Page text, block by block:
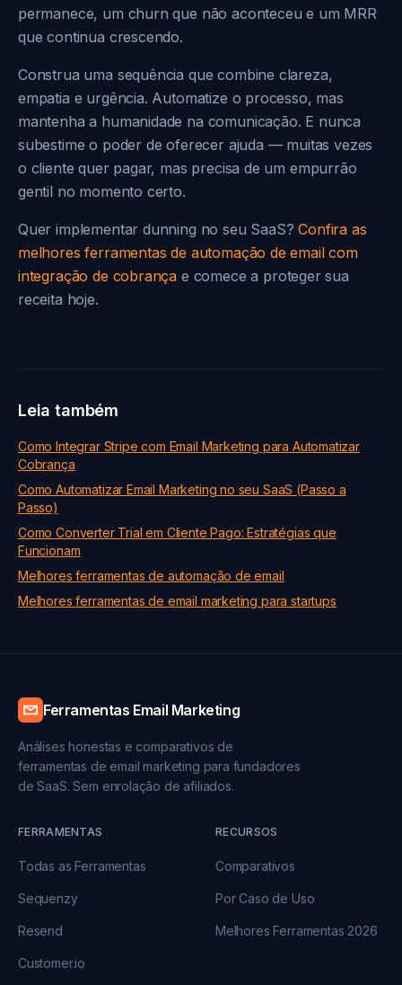
permanece, um churn que não aconteceu e um MRR
que continua crescendo.
Construa uma sequência que combine clareza,
empatia e urgência. Automatize o processo, mas
mantenha a humanidade na comunicação. E nunca
subestime o poder de oferecer ajuda — muitas vezes
o cliente quer pagar, mas precisa de um empurrão
gentil no momento certo.
Quer implementar dunning no seu SaaS?Confira as
melhores ferramentas de automação de email com
integração de cobrança e comece a proteger sua
receita hoje.
Leia também
Como Integrar Stripe com Email Marketing para Automatizar
Cobrança
Como Automatizar Email Marketing no seu SaaS (Passo a
Passo)
Como Converter Trial em Cliente Pago: Estratégias que
Funcionam
Melhores ferramentas de automação de email
Melhores ferramentas de email marketing para startups
Ferramentas Email Marketing
Análises honestas e comparativos de
ferramentas de email marketing para fundadores
de SaaS. Sem enrolação de afiliados.
FERRAMENTAS
Todas as Ferramentas
Sequenzy
Resend
Customer.io
RECURSOS
Comparativos
Por Caso de Uso
Melhores Ferramentas 2026